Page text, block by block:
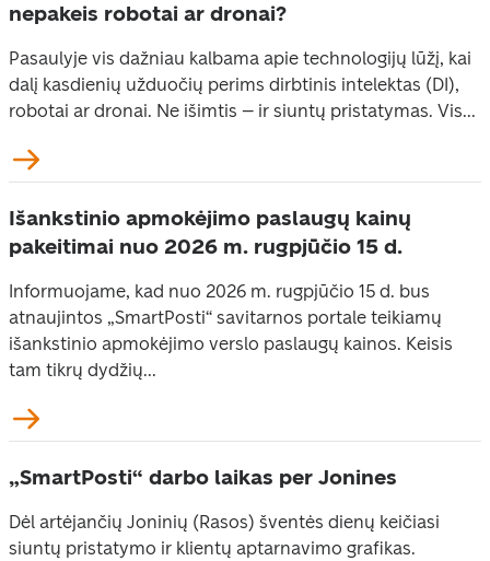
nepakeis robotai ar dronai?
Pasaulyje vis dažniau kalbama apie technologijų lūžį, kai
dalį kasdienių užduočių perims dirbtinis intelektas (DI),
robotai ar dronai. Ne išimtis – ir siuntų pristatymas. Vis...
Išankstinio apmokėjimo paslaugų kainų
pakeitimai nuo 2026 m. rugpjūčio 15 d.
Informuojame, kad nuo 2026 m. rugpjūčio 15 d. bus
atnaujintos „SmartPosti“ savitarnos portale teikiamų
išankstinio apmokėjimo verslo paslaugų kainos. Keisis
tam tikrų dydžių...
„SmartPosti“ darbo laikas per Jonines
Dėl artėjančių Joninių (Rasos) šventės dienų keičiasi
siuntų pristatymo ir klientų aptarnavimo grafikas.